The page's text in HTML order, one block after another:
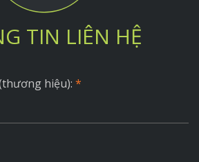
TIN LIÊN HỆ
hiệu): *